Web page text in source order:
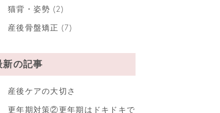
猫背・姿勢 (2)
産後骨盤矯正 (7)
新の記事
産後ケアの大切さ
更年期対策②更年期はドキドキで